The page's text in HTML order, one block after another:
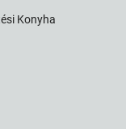
Konyha